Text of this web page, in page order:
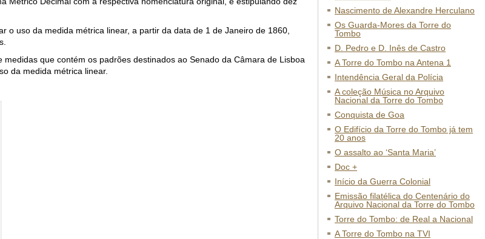
uso da medida métrica linear, a partir da data de 1 de Janeiro de 1860,
que contém os padrões destinados ao Senado da Câmara de Lisboa
da medida métrica linear.
Nascimento de Alexandre Herculano
Os Guarda-Mores da Torre do
Tombo
D. Pedro e D. Inês de Castro
A Torre do Tombo na Antena 1
Intendência Geral da Polícia
A coleção Música no Arquivo
Nacional da Torre do Tombo
Conquista de Goa
O Edifício da Torre do Tombo já tem
20 anos
O assalto ao ‘Santa Maria’
Doc +
Início da Guerra Colonial
Emissão filatélica do Centenário do
Arquivo Nacional da Torre do Tombo
Torre do Tombo: de Real a Nacional
A Torre do Tombo na TVI